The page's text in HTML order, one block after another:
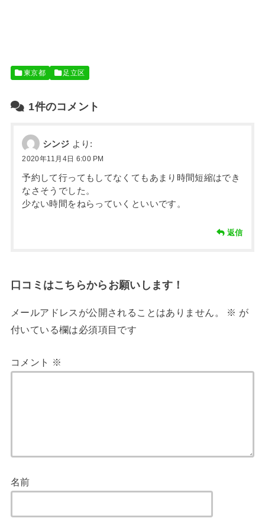
東京都 足立区
1件のコメント
シンジ より:
2020年11月4日 6:00 PM
予約して行ってもしてなくてもあまり時間短縮はでき
なさそうでした。
少ない時間をねらっていくといいです。
返信
口コミはこちらからお願いします！
メールアドレスが公開されることはありません。 ※ が
付いている欄は必須項目です
コメント ※
名前